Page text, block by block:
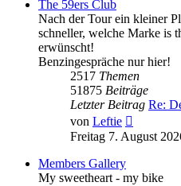
The 59ers Club
Nach der Tour ein kleiner
schneller, welche Marke is
erwünscht!
Benzingespräche nur hier!
2517 Themen
51875 Beiträge
Letzter Beitrag Re:
von Leftie
Beitrag
Freitag 7. August
Members Gallery
My sweetheart - my bike